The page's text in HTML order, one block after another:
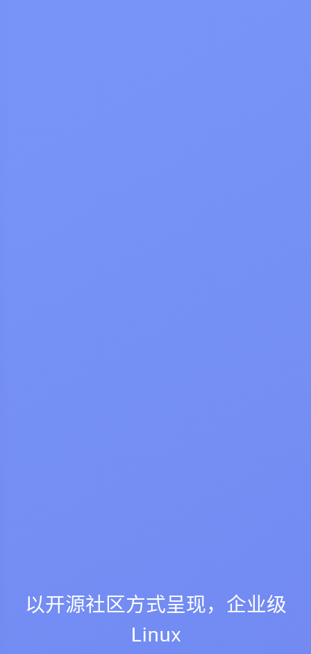
以开源社区方式呈现，企业级
Linux